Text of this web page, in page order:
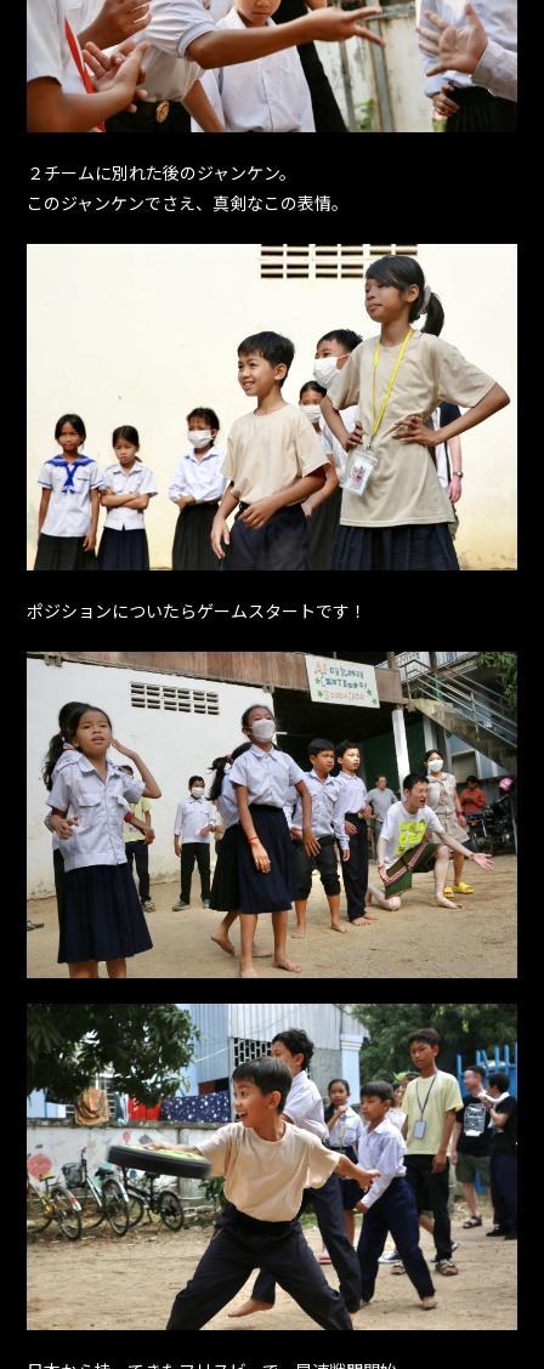
２チームに別れた後のジャンケン。
このジャンケンでさえ、真剣なこの表情。
ポジションについたらゲームスタートです！